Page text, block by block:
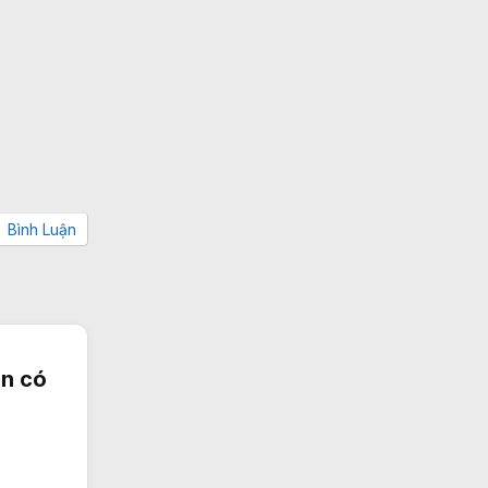
Bình Luận
có